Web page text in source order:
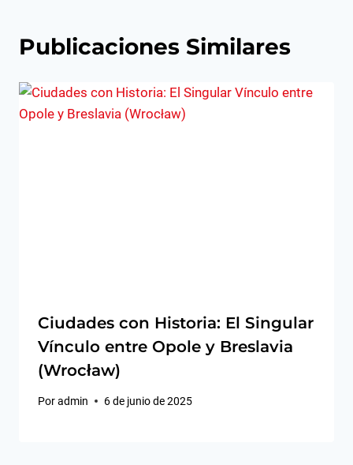
Publicaciones Similares
Ciudades con Historia: El Singular
Vínculo entre Opole y Breslavia
(Wrocław)
Poradmin 6 de junio de 2025